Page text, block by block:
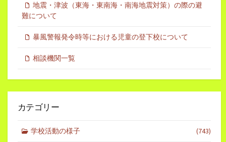
地震・津波（東海・東南海・南海地震対策）の際の避
難について
暴風警報発令時等における児童の登下校について
相談機関一覧
カテゴリー
学校活動の様子 (743)